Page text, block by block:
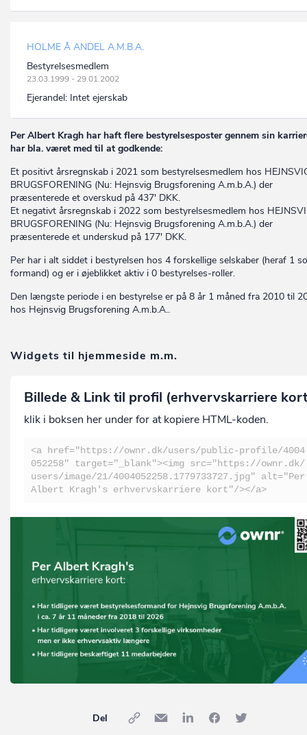
HOLME Å ANDEL A.M.B.A.
Bestyrelsesmedlem
23.03.1999 - 29.01.2002
Ejerandel: Intet ejerskab
Per Albert Kragh har haft flere bestyrelsesposter gennem sin
har bla. været med til at godkende:
Et positivt årsregnskab i 2021 som bestyrelsesmedlem hos
BRUGSFORENING (Nu: Hejnsvig Brugsforening A.m.b.A.) der
præsenterede et overskud på 437' DKK.
Et negativt årsregnskab i 2022 som bestyrelsesmedlem hos
BRUGSFORENING (Nu: Hejnsvig Brugsforening A.m.b.A.) der
præsenterede et underskud på 177' DKK.
Per har i alt siddet i bestyrelsen hos 4 forskellige selskaber (heraf 1
formand) og er i øjeblikket aktiv i 0 bestyrelses-roller.
Den længste periode i en bestyrelse er på 8 år 1 måned fra 2010 til
hos Hejnsvig Brugsforening A.m.b.A..
Widgets til hjemmeside m.m.
Billede & Link til profil (erhvervskarriere
klik i boksen her under for at kopiere HTML-koden.
<a href="https://ownr.dk/users/public-profile/4004
052258" target="_blank"><img src="https://ownr.dk/
users/image/21/4004052258.1779733727.jpg" alt="Per
Albert Kragh's erhvervskarriere kort"/></a>
Del